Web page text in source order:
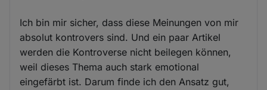
Ich bin mir sicher, dass diese Meinungen von mir
absolut kontrovers sind. Und ein paar Artikel
werden die Kontroverse nicht beilegen können,
weil dieses Thema auch stark emotional
eingefärbt ist. Darum finde ich den Ansatz gut,